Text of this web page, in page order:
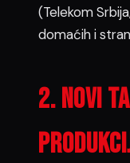
(Telekom
domaćih i
2. novi